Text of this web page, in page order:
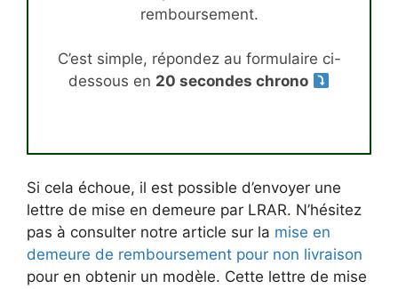
remboursement.
C’est simple, répondez au formulaire ci-
dessous en 20 secondes chrono
Si cela échoue, il est possible d’envoyer une
lettre de mise en demeure par LRAR. N’hésitez
pas à consulter notre article sur la mise en
demeure de remboursement pour non livraison
pour en obtenir un modèle. Cette lettre de mise